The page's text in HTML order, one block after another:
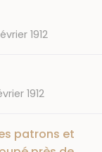
1912
1912
patrons et